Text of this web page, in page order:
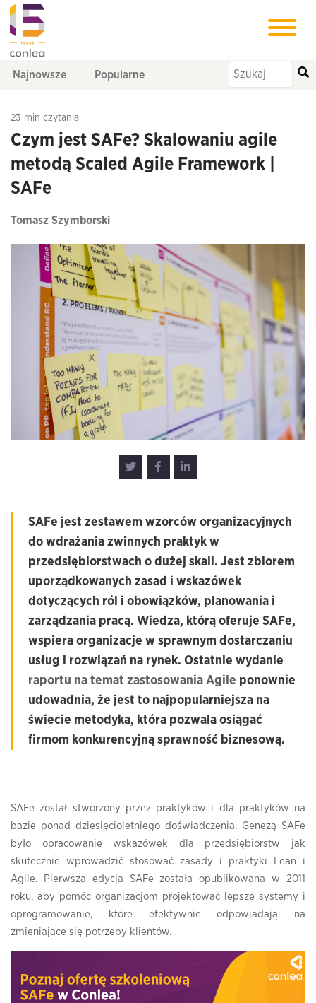
Najnowsze Popularne
23 min czytania
Czym jest SAFe? Skalowaniu agile
metodą Scaled Agile Framework |
SAFe
Tomasz Szymborski
SAFe jest zestawem wzorców organizacyjnych
do wdrażania zwinnych praktyk w
przedsiębiorstwach o dużej skali. Jest zbiorem
uporządkowanych zasad i wskazówek
dotyczących ról i obowiązków, planowania i
zarządzania pracą. Wiedza, którą oferuje SAFe,
wspiera organizacje w sprawnym dostarczaniu
usług i rozwiązań na rynek. Ostatnie wydanie
raportu na temat zastosowania Agile ponownie
udowadnia, że jest to najpopularniejsza na
świecie metodyka, która pozwala osiągać
firmom konkurencyjną sprawność biznesową.
SAFe został stworzony przez praktyków i dla praktyków na
bazie ponad dziesięcioletniego doświadczenia. Genezą SAFe
było opracowanie wskazówek dla przedsiębiorstw jak
skutecznie wprowadzić stosować zasady i praktyki Lean i
Agile. Pierwsza edycja SAFe została opublikowana w 2011
roku, aby pomóc organizacjom projektować lepsze systemy i
oprogramowanie, które efektywnie odpowiadają na
zmieniające się potrzeby klientów.